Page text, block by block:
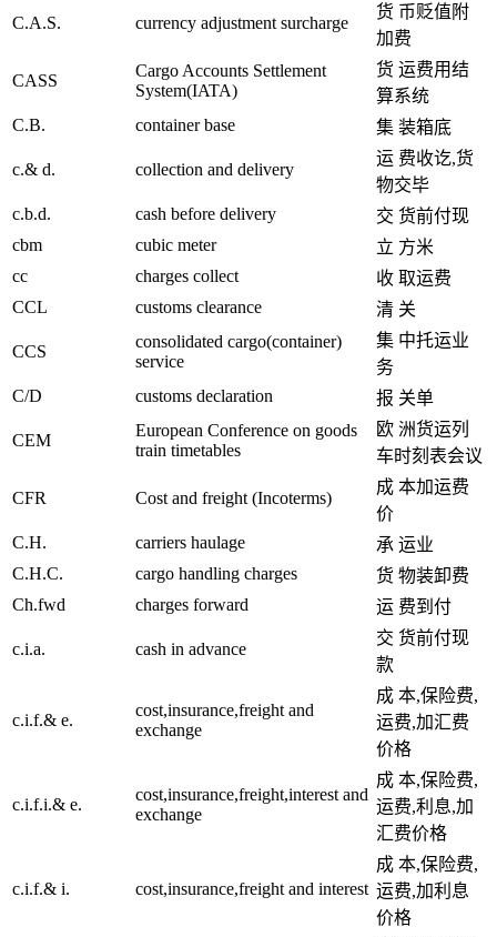
C.A.S. currency adjustment surcharge
货 币贬值附
加费
CASS
Cargo Accounts Settlement
System(IATA)
货 运费用结
算系统
C.B.
container base 集 装箱底
c.& d. collection and delivery
运 费收讫,货
物交毕
c.b.d.
cash before delivery
交 货前付现
cbm
cubic meter
立 方米
cc
charges collect
收 取运费
CCL
customs clearance 清 关
CCS
consolidated cargo(container)
service
集 中托运业
务
C/D
customs declaration 报 关单
CEM
European Conference on goods
train timetables
欧 洲货运列
车时刻表会议
CFR Cost and freight (Incoterms)
成 本加运费
价
C.H.
carriers haulage
承 运业
C.H.C.
cargo handling charges
货 物装卸费
Ch.fwd
charges forward 运 费到付
c.i.a. cash in advance
交 货前付现
款
c.i.f.& e.
cost,insurance,freight and
exchange
成 本,保险费,
运费,加汇费
价格
c.i.f.i.& e.
cost,insurance,freight,interest and
exchange
成 本,保险费,
运费,利息,加
汇费价格
c.i.f.& i. cost,insurance,freight and interest
成 本,保险费,
运费,加利息
价格